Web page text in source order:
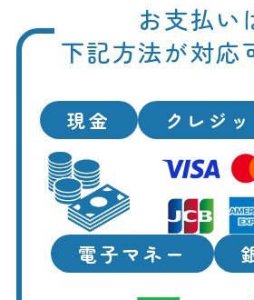
お支払い
下記方法が対応
現金 クレジ
電子マネー